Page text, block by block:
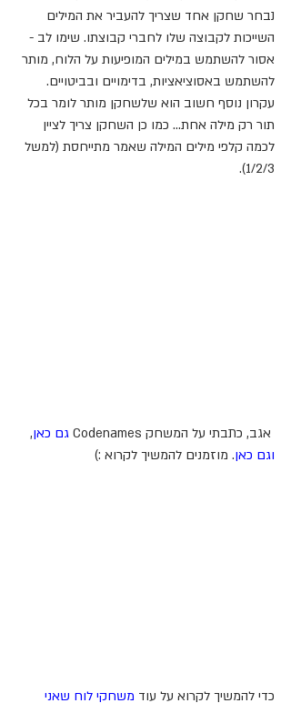
נבחר שחקן אחד שצריך להעביר את המילים
השייכות לקבוצה שלו לחברי קבוצתו. שימו לב -
אסור להשתמש במילים המופיעות על הלוח, מותר
להשתמש באסוציאציות, בדימויים ובביטויים.
עקרון נוסף חשוב הוא שלשחקן מותר לומר בכל
תור רק מילה אחת... כמו כן השחקן צריך לציין
לכמה קלפי מילים המילה שאמר מתייחסת (למשל
1/2/3).
גם כאן,
וגם כאן. מוזמנים להמשיך לקרוא :)
כדי להמשיך לקרוא על עוד משחקי לוח שאני